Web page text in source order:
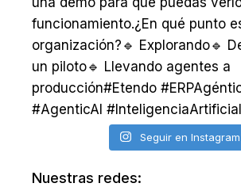
Seguir en Instagram
Nuestras redes: